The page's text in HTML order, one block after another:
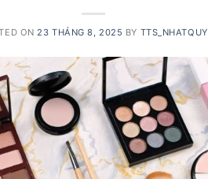
ON 23 THÁNG 8, 2025 BY TTS_NHATQUY